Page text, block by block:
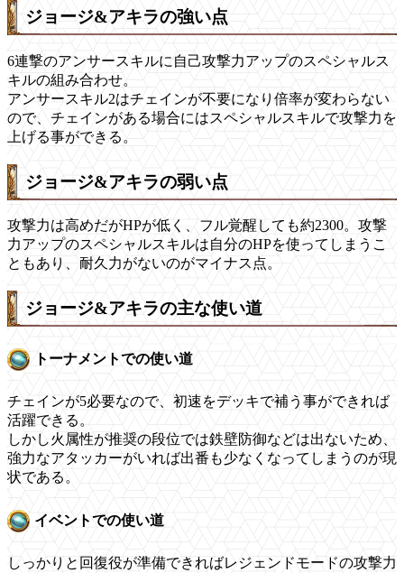
ジョージ&アキラの強い点
6連撃のアンサースキルに自己攻撃力アップのスペシャルス
キルの組み合わせ。
アンサースキル2はチェインが不要になり倍率が変わらない
ので、チェインがある場合にはスペシャルスキルで攻撃力を
上げる事ができる。
ジョージ&アキラの弱い点
攻撃力は高めだがHPが低く、フル覚醒しても約2300。攻撃
力アップのスペシャルスキルは自分のHPを使ってしまうこ
ともあり、耐久力がないのがマイナス点。
ジョージ&アキラの主な使い道
トーナメントでの使い道
チェインが5必要なので、初速をデッキで補う事ができれば
活躍できる。
しかし火属性が推奨の段位では鉄壁防御などは出ないため、
強力なアタッカーがいれば出番も少なくなってしまうのが現
状である。
イベントでの使い道
しっかりと回復役が準備できればレジェンドモードの攻撃力